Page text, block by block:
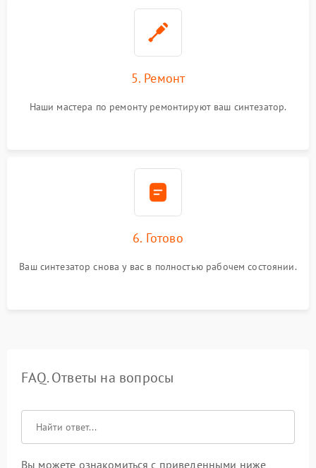
5. Ремонт
Наши мастера по ремонту ремонтируют ваш синтезатор.
6. Готово
Ваш синтезатор снова у вас в полностью рабочем состоянии.
FAQ. Ответы на вопросы
Вы можете ознакомиться с приведенными ниже